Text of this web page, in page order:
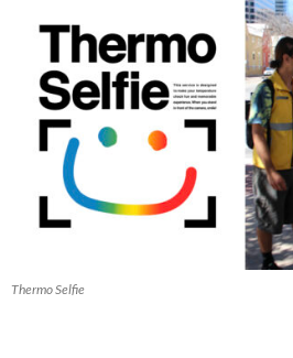
Thermo Selfie